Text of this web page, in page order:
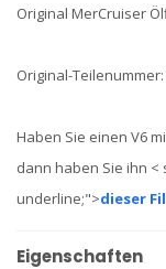
Original MerCruiser
Original-Teilenummer:
Haben Sie einen V6
dann haben Sie ihn
underline;">dieser
Eigenschaften